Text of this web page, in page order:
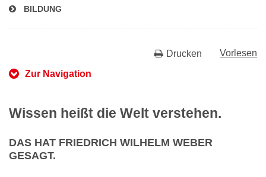
BILDUNG
Vorlesen
Drucken
Zur Navigation
Wissen heißt die Welt verstehen.
DAS HAT FRIEDRICH WILHELM WEBER
GESAGT.